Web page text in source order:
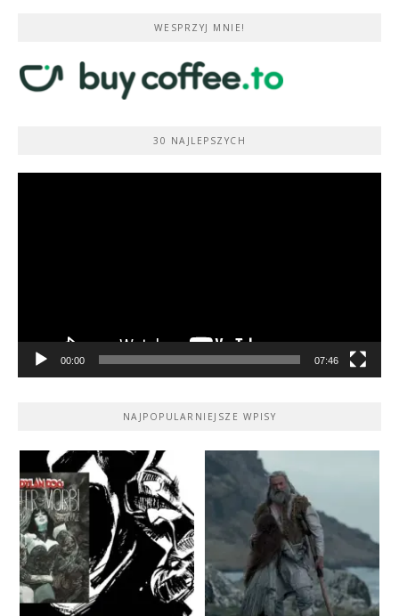
WESPRZYJ MNIE!
30 NAJLEPSZYCH
00:00 07:46
NAJPOPULARNIEJSZE WPISY